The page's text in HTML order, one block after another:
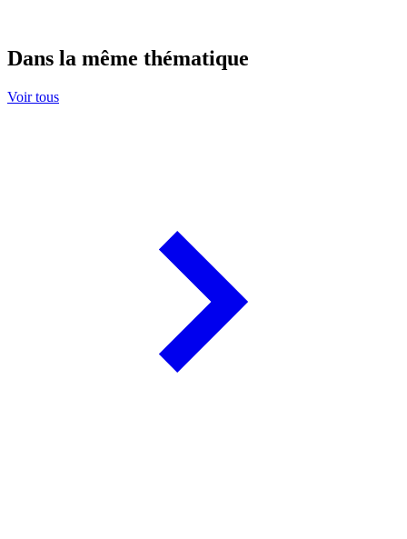
Dans la même thématique
Voir tous